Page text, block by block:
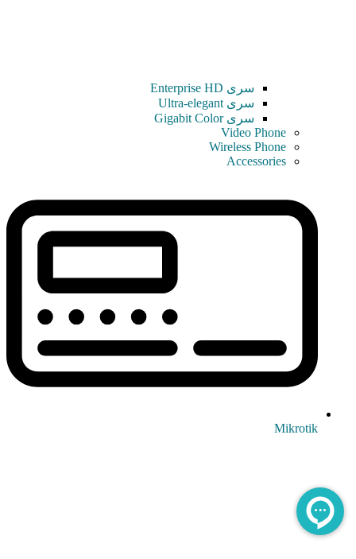
سری Enterprise HD
سری Ultra-elegant
سری Gigabit Color
Video Phone
Wireless Phone
Accessories
Mikrotik